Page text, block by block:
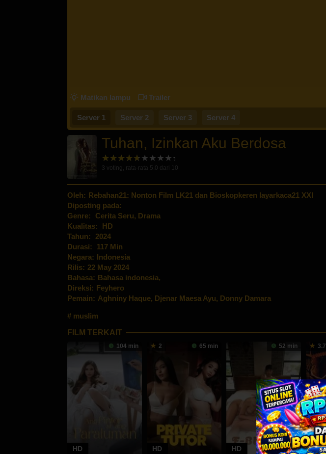
Matikan lampu Trailer
Server 1 Server 2 Server 3 Server 4
Tuhan, Izinkan Aku Berdosa
3 voting, rata-rata 5.0 dari 10
Oleh: Rebahan21: Nonton Film LK21 dan Bioskopkeren layarkaca21 XXI
Diposting pada:
Genre:
Cerita Seru, Drama
Kualitas:
HD
Tahun:
2024
Durasi:
117 Min
Negara: Indonesia
Rilis: 22 May 2024
Bahasa: Bahasa indonesia,
Direksi: Feyhero
Pemain: Aghniny Haque, Djenar Maesa Ayu, Donny Damara
muslim
FILM TERKAIT
104 min
HD
2 65 min
HD
52 min
HD
3.7
HD